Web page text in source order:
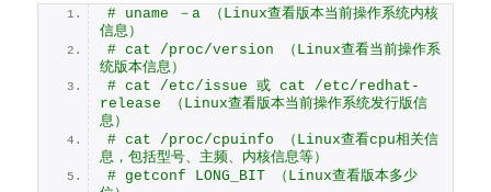
# uname －a （Linux查看版本当前操作系统内核
信息）
# cat /proc/version （Linux查看当前操作系
统版本信息）
# cat /etc/issue 或 cat /etc/redhat-
release （Linux查看版本当前操作系统发行版信
息）
# cat /proc/cpuinfo （Linux查看cpu相关信
息，包括型号、主频、内核信息等）
# getconf LONG_BIT （Linux查看版本多少